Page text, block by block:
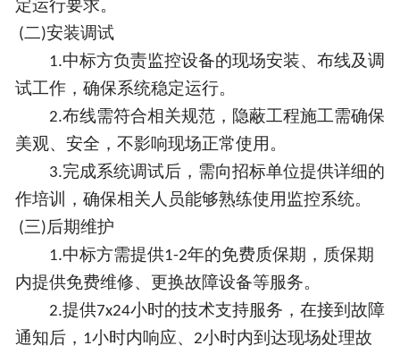
定运行要求。
(二)安装调试
1.中标方负责监控设备的现场安装、布线及调
试工作，确保系统稳定运行。
2.布线需符合相关规范，隐蔽工程施工需确保
美观、安全，不影响现场正常使用。
3.完成系统调试后，需向招标单位提供详细的
作培训，确保相关人员能够熟练使用监控系统。
(三)后期维护
1.中标方需提供1-2年的免费质保期，质保期
内提供免费维修、更换故障设备等服务。
2.提供7x24小时的技术支持服务，在接到故障
通知后， 1小时内响应、 2小时内到达现场处理故